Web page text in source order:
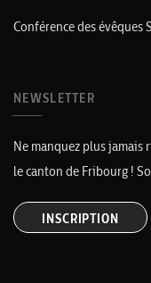
Conférence des évêques
NEWSLETTER
Ne manquez plus jamais
le canton de Fribourg !
INSCRIPTION